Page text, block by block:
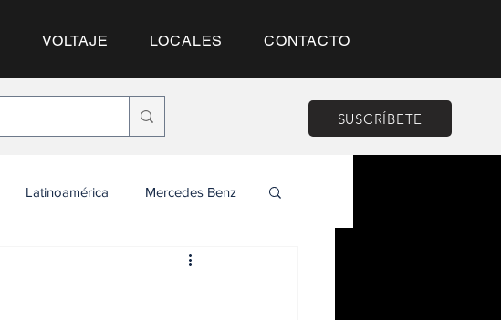
VOLTAJE LOCALES CONTACTO
SUSCRÍBETE
Latinoamérica Mercedes Benz